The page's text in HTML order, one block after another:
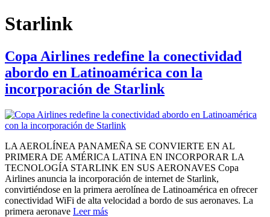
Starlink
Copa Airlines redefine la conectividad
abordo en Latinoamérica con la
incorporación de Starlink
LA AEROLÍNEA PANAMEÑA SE CONVIERTE EN AL
PRIMERA DE AMÉRICA LATINA EN INCORPORAR LA
TECNOLOGÍA STARLINK EN SUS AERONAVES Copa
Airlines anuncia la incorporación de internet de Starlink,
convirtiéndose en la primera aerolínea de Latinoamérica en ofrecer
conectividad WiFi de alta velocidad a bordo de sus aeronaves. La
primera aeronave Leer más